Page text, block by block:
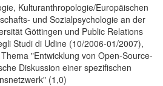
Kulturanthropologie/Europäischen
und Sozialpsychologie an der
Göttingen und Public Relations
Studi di Udine (10/2006-01/2007),
"Entwicklung von Open-Source-
Diskussion einer spezifischen
(1,0)